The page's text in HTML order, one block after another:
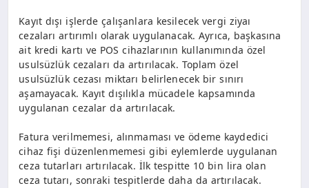
Kayıt dışı işlerde çalışanlara kesilecek vergi ziyaı
cezaları artırımlı olarak uygulanacak. Ayrıca, başkasına
ait kredi kartı ve POS cihazlarının kullanımında özel
usulsüzlük cezaları da artırılacak. Toplam özel
usulsüzlük cezası miktarı belirlenecek bir sınırı
aşamayacak. Kayıt dışılıkla mücadele kapsamında
uygulanan cezalar da artırılacak.
Fatura verilmemesi, alınmaması ve ödeme kaydedici
cihaz fişi düzenlenmemesi gibi eylemlerde uygulanan
ceza tutarları artırılacak. İlk tespitte 10 bin lira olan
ceza tutarı, sonraki tespitlerde daha da artırılacak.